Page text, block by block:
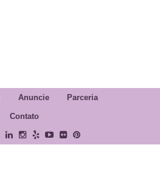
Anuncie Parceria
Contato